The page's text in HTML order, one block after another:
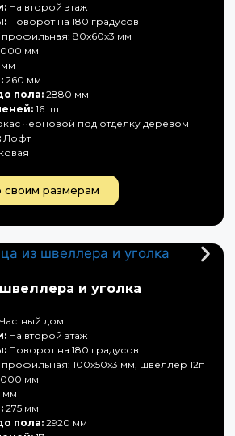
На второй этаж
Поворот на 180 градусов
80х60х3 мм
мм
мм
260 мм
пола: 2880 мм
16 шт
черновой под отделку деревом
Лофт
своим размерам
и уголка
Частный дом
На второй этаж
Поворот на 180 градусов
100х50х3 мм, швеллер 12п
мм
мм
275 мм
пола: 2920 мм